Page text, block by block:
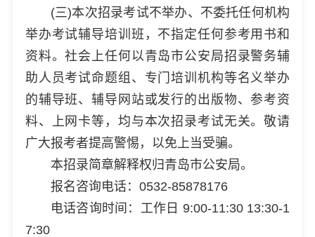
(三)本次招录考试不举办、不委托任何机构
举办考试辅导培训班，不指定任何参考用书和
资料。社会上任何以青岛市公安局招录警务辅
助人员考试命题组、专门培训机构等名义举办
的辅导班、辅导网站或发行的出版物、参考资
料、上网卡等，均与本次招录考试无关。敬请
广大报考者提高警惕，以免上当受骗。
本招录简章解释权归青岛市公安局。
报名咨询电话：0532-85878176
电话咨询时间：工作日 9:00-11:30 13:30-1
7:30